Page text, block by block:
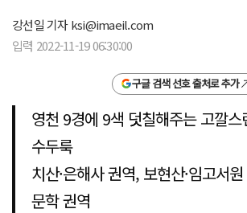
강선일 기자ksi@imaeil.com
입력 2022-11-19 06:30:00
구글 검색 선호 출처로 추가
영천 9경에 9색 덧칠해주는 고깔
수두룩
치산·은해사 권역, 보현산·임고서
문학 권역